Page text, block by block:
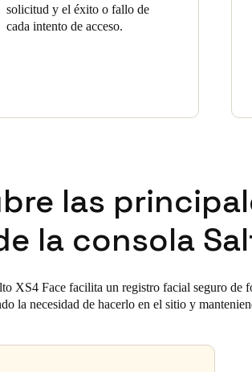
solicitud y el éxito o fallo de
cada intento de acceso.
las
la consola
XS4 Face facilita un registro facial seguro de
la necesidad de hacerlo en el sitio y